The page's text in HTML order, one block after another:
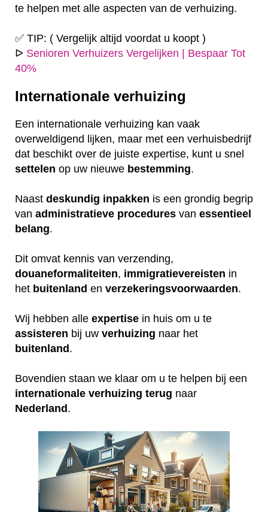
te helpen met alle aspecten van de verhuizing.
✅ TIP: ( Vergelijk altijd voordat u koopt )
ᐅ Senioren Verhuizers Vergelijken | Bespaar Tot
40%
Internationale verhuizing
Een internationale verhuizing kan vaak
overweldigend lijken, maar met een verhuisbedrijf
dat beschikt over de juiste expertise, kunt u snel
settelen op uw nieuwe bestemming.
Naast deskundig inpakken is een grondig begrip
van administratieve procedures van essentieel
belang.
Dit omvat kennis van verzending,
douaneformaliteiten, immigratievereisten in
het buitenland en verzekeringsvoorwaarden.
Wij hebben alle expertise in huis om u te
assisteren bij uw verhuizing naar het
buitenland.
Bovendien staan we klaar om u te helpen bij een
internationale verhuizing terug naar
Nederland.